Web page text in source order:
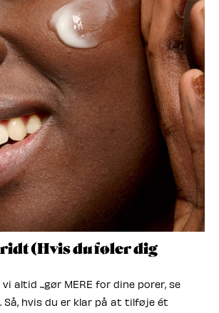
(Hvis du føler dig
altid ...gør MERE for dine porer, se
Så, hvis du er klar på at tilføje ét